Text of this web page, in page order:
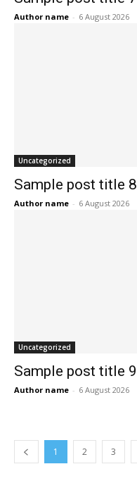
Author name - 6 August 2026
Uncategorized
Sample post title 8
Author name - 6 August 2026
Uncategorized
Sample post title 9
Author name - 6 August 2026
1 2 3